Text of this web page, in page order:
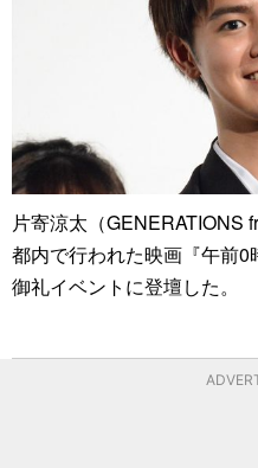
片寄涼太（GENERATIONS
都内で行われた映画『午前0
御礼イベントに登壇した。